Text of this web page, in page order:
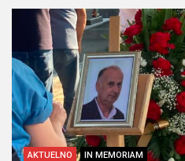
AKTUELNO IN MEMORIAM